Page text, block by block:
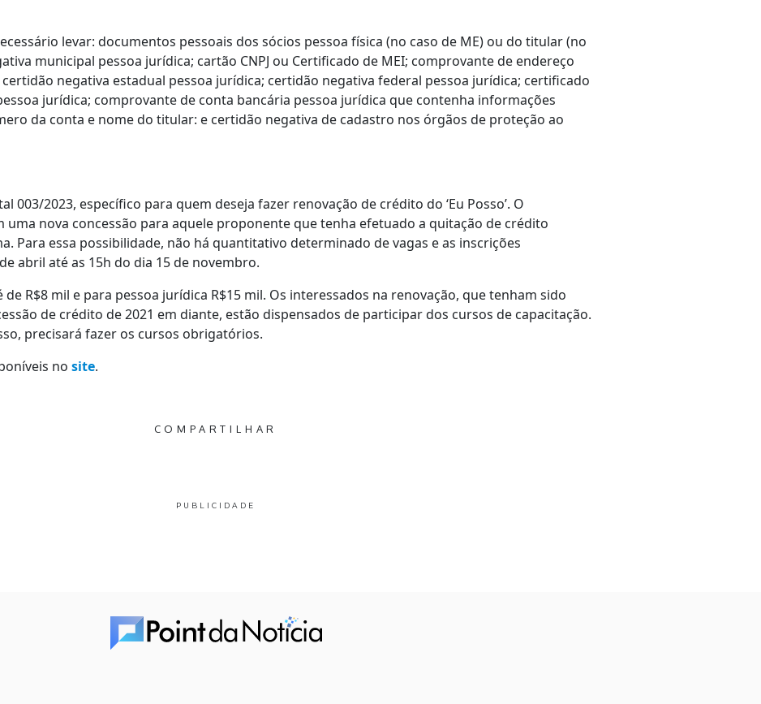
levar: documentos pessoais dos sócios pessoa física (no caso de ME) ou do titular (no
municipal pessoa jurídica; cartão CNPJ ou Certificado de MEI; comprovante de endereço
negativa estadual pessoa jurídica; certidão negativa federal pessoa jurídica; certificado
jurídica; comprovante de conta bancária pessoa jurídica que contenha informações
da conta e nome do titular: e certidão negativa de cadastro nos órgãos de proteção ao
003/2023, específico para quem deseja fazer renovação de crédito do ‘Eu Posso’. O
uma nova concessão para aquele proponente que tenha efetuado a quitação de crédito
Para essa possibilidade, não há quantitativo determinado de vagas e as inscrições
abril até as 15h do dia 15 de novembro.
R$8 mil e para pessoa jurídica R$15 mil. Os interessados na renovação, que tenham sido
de crédito de 2021 em diante, estão dispensados de participar dos cursos de capacitação.
precisará fazer os cursos obrigatórios.
no site.
COMPARTILHAR
PUBLICIDADE